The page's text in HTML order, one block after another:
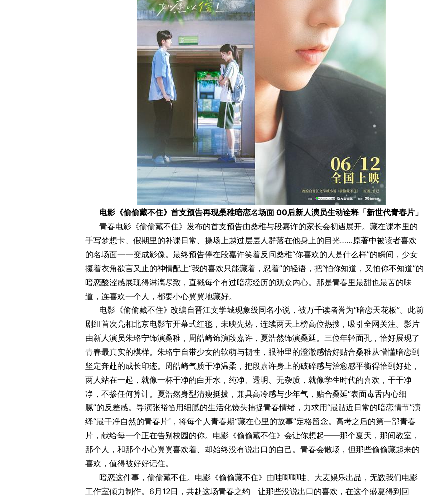
电影《偷偷藏不住》首支预告再现桑稚暗恋名场面 00后新人演员生动诠释「新世代青春片」
青春电影《偷偷藏不住》发布的首支预告由桑稚与段嘉许的家长会初遇展开。藏在课本里的
手写梦想卡、假期里的补课日常、操场上越过层层人群落在他身上的目光……原著中被读者喜欢
的名场面一一变成影像。最终预告停在段嘉许笑着反问桑稚“你喜欢的人是什么样”的瞬间，少女
攥着衣角欲言又止的神情配上“我的喜欢只能藏着，忍着”的轻语，把“怕你知道，又怕你不知道”的
暗恋酸涩感展现得淋漓尽致，直戳每个有过暗恋经历的观众内心。那是青春里最甜也最苦的味
道，连喜欢一个人，都要小心翼翼地藏好。
电影《偷偷藏不住》改编自晋江文学城现象级同名小说，被万千读者誉为“暗恋天花板”。此前
剧组首次亮相北京电影节开幕式红毯，未映先热，连续两天上榜高位热搜，吸引全网关注。影片
由新人演员朱珞宁饰演桑稚，周皓崎饰演段嘉许，夏浩然饰演桑延。三位年轻面孔，恰好展现了
青春最真实的模样。朱珞宁自带少女的软萌与韧性，眼神里的澄澈感恰好贴合桑稚从懵懂暗恋到
坚定奔赴的成长印迹。周皓崎气质干净温柔，把段嘉许身上的破碎感与治愈感平衡得恰到好处，
两人站在一起，就像一杯干净的白开水，纯净、透明、无杂质，就像学生时代的喜欢，干干净
净，不掺任何算计。夏浩然身型清瘦挺拔，兼具高冷感与少年气，贴合桑延“表面毒舌内心细
腻”的反差感。导演张裕笛用细腻的生活化镜头捕捉青春情绪，力求用“最贴近日常的暗恋情节”演
绎“最干净自然的青春片”，将每个人青春期“藏在心里的故事”定格留念。高考之后的第一部青春
片，献给每一个正在告别校园的你。电影《偷偷藏不住》会让你想起——那个夏天，那间教室，
那个人，和那个小心翼翼喜欢着、却始终没有说出口的自己。青春会散场，但那些偷偷藏起来的
喜欢，值得被好好记住。
暗恋这件事，偷偷藏不住。电影《偷偷藏不住》由哇唧唧哇、大麦娱乐出品，无数我们电影
工作室倾力制作。6月12日，共赴这场青春之约，让那些没说出口的喜欢，在这个盛夏得到回